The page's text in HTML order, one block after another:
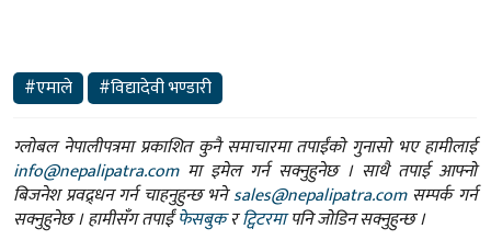
#एमाले
#विद्यादेवी भण्डारी
ग्लोबल नेपालीपत्रमा प्रकाशित कुनै समाचारमा तपाईंको गुनासो भए हामीलाई
info@nepalipatra.comमा इमेल गर्न सक्नुहुनेछ । साथै तपाई आफ्नो
बिजनेश प्रवद्र्धन गर्न चाहनुहुन्छ भनेsales@nepalipatra.comसम्पर्क गर्न
सक्नुहुनेछ । हामीसँग तपाईंफेसबुकरट्विटरमापनि जोडिन सक्नुहुन्छ ।